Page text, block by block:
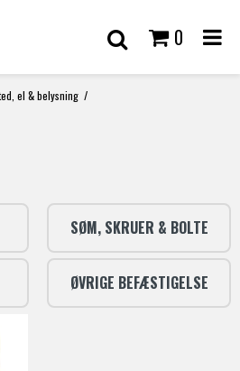
0
el & belysning /
SØM, SKRUER & BOLTE
ØVRIGE BEFÆSTIGELSE